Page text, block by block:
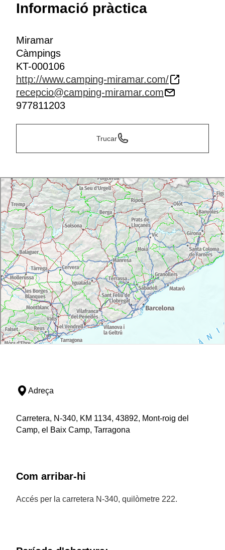
Informació pràctica
Miramar
Càmpings
KT-000106
http://www.camping-miramar.com/
recepcio@camping-miramar.com
977811203
Trucar
Adreça
Carretera, N-340, KM 1134, 43892, Mont-roig del
Camp, el Baix Camp, Tarragona
Com arribar-hi
Accés per la carretera N-340, quilòmetre 222.